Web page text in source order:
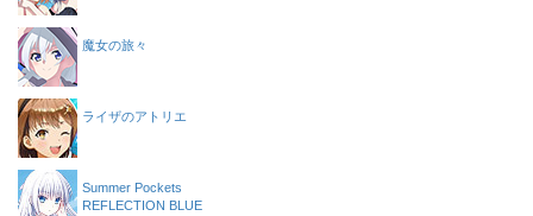
魔女の旅々
ライザのアトリエ
Summer Pockets
REFLECTION BLUE